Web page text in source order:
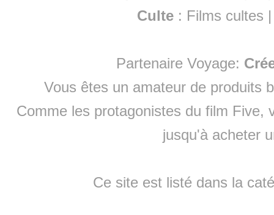
Culte : Films cultes
Partenaire Voyage:
Vous êtes un amateur de produits
Comme les protagonistes du film Five,
jusqu'à acheter
Ce site est listé dans la